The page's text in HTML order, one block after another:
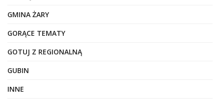
GMINA ŻARY
GORĄCE TEMATY
GOTUJ Z REGIONALNĄ
GUBIN
INNE